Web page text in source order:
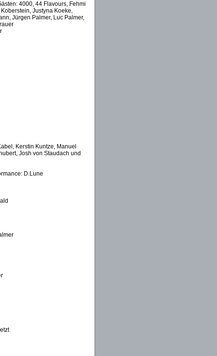
4000, 44 Flavours, Fehmi
Justyna Koeke,
Jürgen Palmer, Luc Palmer,
Kerstin Kuntze, Manuel
Josh von Staudach und
D.Lune